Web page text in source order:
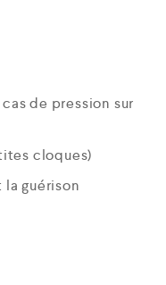
de pression sur
cloques)
guérison